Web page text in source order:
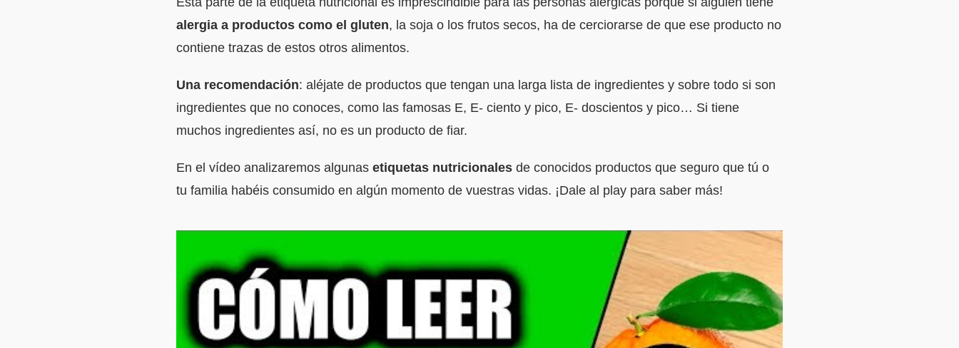
alergia a productos como el gluten, la soja o los frutos secos, ha de cerciorarse de que ese producto no
contiene trazas de estos otros alimentos.
Una recomendación: aléjate de productos que tengan una larga lista de ingredientes y sobre todo si son
ingredientes que no conoces, como las famosas E, E- ciento y pico, E- doscientos y pico… Si tiene
muchos ingredientes así, no es un producto de fiar.
En el vídeo analizaremos algunas etiquetas nutricionales de conocidos productos que seguro que tú o
tu familia habéis consumido en algún momento de vuestras vidas. ¡Dale al play para saber más!